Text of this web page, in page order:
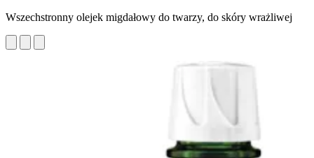
Wszechstronny olejek migdałowy do twarzy, do skóry wrażliwej